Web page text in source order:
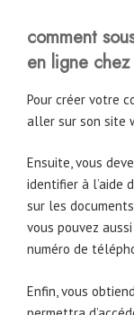
comment
en ligne
Pour créer votre
aller sur son site
Ensuite, vous
identifier à l’aide
sur les
vous pouvez
numéro de
Enfin, vous